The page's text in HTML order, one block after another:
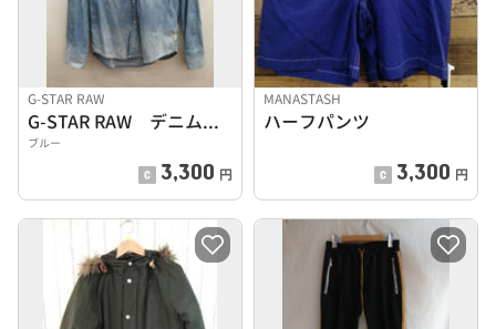
G-STAR RAW
G-STAR RAW デニムシャツ
ブルー
3,300 円
MANASTASH
ハーフパンツ
3,300 円